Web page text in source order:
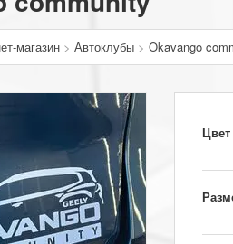
магазин> Автоклубы> Okavango
Цвет